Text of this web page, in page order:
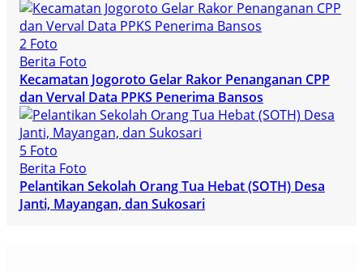
2 Foto
Berita Foto
Kecamatan Jogoroto Gelar Rakor Penanganan CPP
dan Verval Data PPKS Penerima Bansos
5 Foto
Berita Foto
Pelantikan Sekolah Orang Tua Hebat (SOTH) Desa
Janti, Mayangan, dan Sukosari